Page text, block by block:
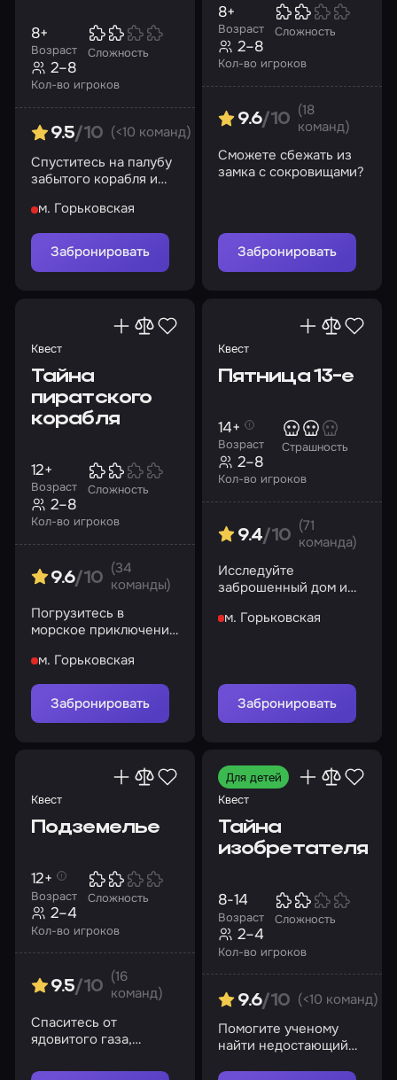
Возраст
8+
Сложность
Кол-во игроков
2–8
9.5/10 (<10 команд)
Спуститесь на палубу
забытого корабля и
тайны
м. Горьковская
Забронировать
Возраст
8+
Сложность
Кол-во игроков
2–8
9.6/10
(18
команд)
Сможете сбежать из
замка с сокровищами?
Забронировать
Квест
Тайна
пиратского
корабля
Возраст
12+
Сложность
Кол-во игроков
2–8
9.6/10
(34
команды)
Погрузитесь в
морское приключение
ожившего корабля
м. Горьковская
Забронировать
Квест
Пятница 13-е
Возраст
14+
Страшность
Кол-во игроков
2–8
9.4/10
(71
команда)
Исследуйте
заброшенный дом и
спасению
м. Горьковская
Забронировать
Квест
Подземелье
Возраст
12+
Сложность
Кол-во игроков
2–4
9.5/10
(16
команд)
Спаситесь от
ядовитого газа,
Для детей
Квест
Тайна
изобретателя
Возраст
8-14
Сложность
Кол-во игроков
2–4
9.6/10 (<10 команд)
Помогите ученому
найти недостающий